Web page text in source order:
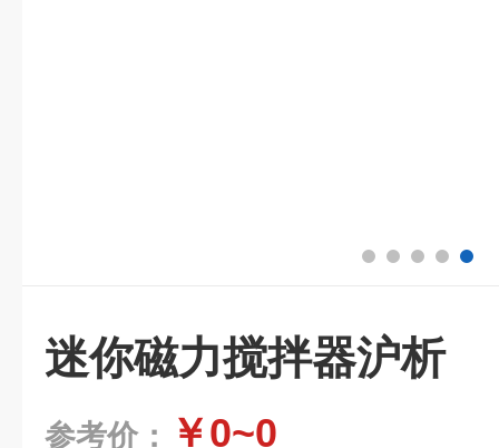
迷你磁力搅拌器沪析
参考价： ￥0~0